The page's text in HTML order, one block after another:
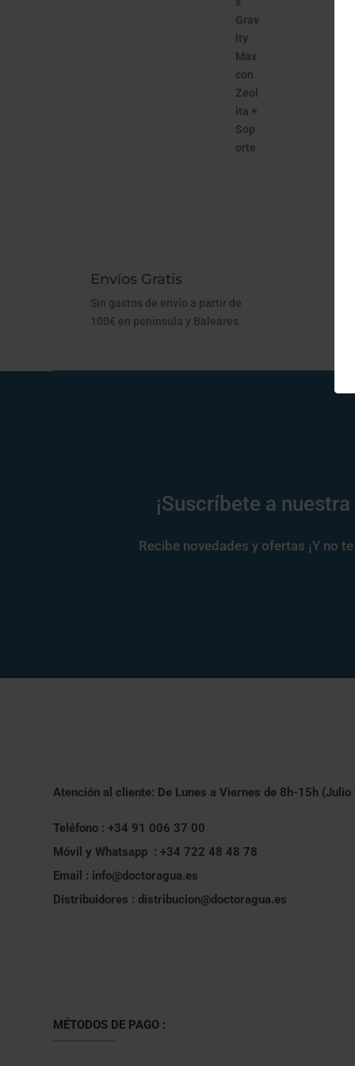
Envíos Gratis
Sin gastos de envío a partir de
100€ en península y Baleares.
¡Suscríbete a
Recibe novedades y ofertas ¡Y no
Atención al cliente: De Lunes a Viernes de 8h-15h (Julio
Teléfono : +34 91 006 37 00
Móvil y Whatsapp : +34 722 48 48 78
Email : info@doctoragua.es
Distribuidores : distribucion@doctoragua.es
MÉTODOS DE PAGO :